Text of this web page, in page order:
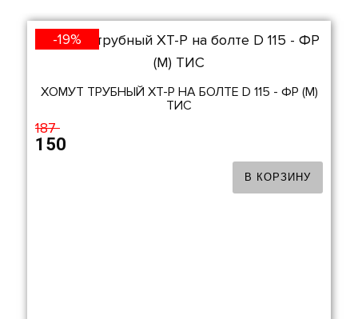
-19%
ХОМУТ ТРУБНЫЙ ХТ-Р НА БОЛТЕ D 115 - ФР (М)
ТИС
187
150
В КОРЗИНУ